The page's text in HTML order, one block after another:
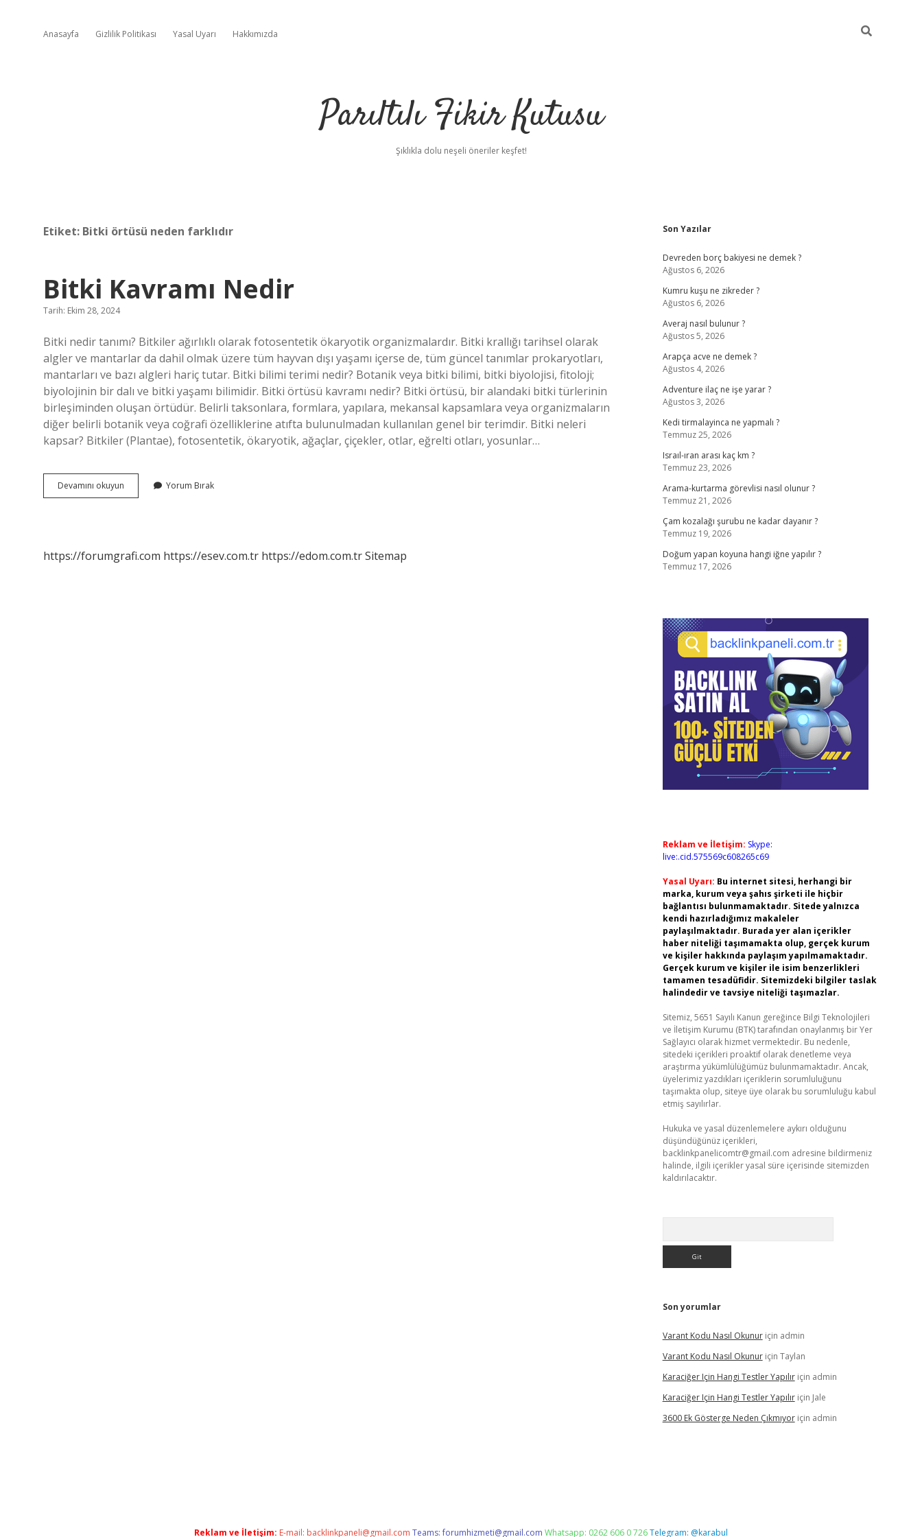
Anasayfa Gizlilik Politikası Yasal Uyarı Hakkımızda
Parıltılı Fikir Kutusu
Şıklıkla dolu neşeli öneriler keşfet!
Etiket: Bitki örtüsü neden farklıdır
Bitki Kavramı Nedir
Tarih: Ekim 28, 2024
Bitki nedir tanımı? Bitkiler ağırlıklı olarak fotosentetik ökaryotik organizmalardır. Bitki krallığı tarihsel olarak
algler ve mantarlar da dahil olmak üzere tüm hayvan dışı yaşamı içerse de, tüm güncel tanımlar prokaryotları,
mantarları ve bazı algleri hariç tutar. Bitki bilimi terimi nedir? Botanik veya bitki bilimi, bitki biyolojisi, fitoloji;
biyolojinin bir dalı ve bitki yaşamı bilimidir. Bitki örtüsü kavramı nedir? Bitki örtüsü, bir alandaki bitki türlerinin
birleşiminden oluşan örtüdür. Belirli taksonlara, formlara, yapılara, mekansal kapsamlara veya organizmaların
diğer belirli botanik veya coğrafi özelliklerine atıfta bulunulmadan kullanılan genel bir terimdir. Bitki neleri
kapsar? Bitkiler (Plantae), fotosentetik, ökaryotik, ağaçlar, çiçekler, otlar, eğrelti otları, yosunlar…
Devamını okuyun
Kavramı
Yorum Bırak
https://forumgrafi.com https://esev.com.tr https://edom.com.trSitemap
Sidebar
Son Yazılar
Devreden borç bakiyesi ne demek ?
Ağustos 6, 2026
Kumru kuşu ne zikreder ?
Ağustos 6, 2026
Averaj nasıl bulunur ?
Ağustos 5, 2026
Arapça acve ne demek ?
Ağustos 4, 2026
Adventure ilaç ne işe yarar ?
Ağustos 3, 2026
Kedi tirmalayinca ne yapmalı ?
Temmuz 25, 2026
Israıl-ıran arası kaç km ?
Temmuz 23, 2026
Arama-kurtarma görevlisi nasıl olunur ?
Temmuz 21, 2026
Çam kozalağı şurubu ne kadar dayanır ?
Temmuz 19, 2026
Doğum yapan koyuna hangi iğne yapılır ?
Temmuz 17, 2026
Reklam ve İletişim: Skype:
live:.cid.575569c608265c69
Yasal Uyarı: Bu internet sitesi, herhangi bir
marka, kurum veya şahıs şirketi ile hiçbir
bağlantısı bulunmamaktadır. Sitede yalnızca
kendi hazırladığımız makaleler
paylaşılmaktadır. Burada yer alan içerikler
haber niteliği taşımamakta olup, gerçek kurum
ve kişiler hakkında paylaşım yapılmamaktadır.
Gerçek kurum ve kişiler ile isim benzerlikleri
tamamen tesadüfidir. Sitemizdeki bilgiler taslak
halindedir ve tavsiye niteliği taşımazlar.
Sitemiz, 5651 Sayılı Kanun gereğince Bilgi Teknolojileri
ve İletişim Kurumu (BTK) tarafından onaylanmış bir Yer
Sağlayıcı olarak hizmet vermektedir. Bu nedenle,
sitedeki içerikleri proaktif olarak denetleme veya
araştırma yükümlülüğümüz bulunmamaktadır. Ancak,
üyelerimiz yazdıkları içeriklerin sorumluluğunu
taşımakta olup, siteye üye olarak bu sorumluluğu kabul
etmiş sayılırlar.
Hukuka ve yasal düzenlemelere aykırı olduğunu
düşündüğünüz içerikleri,
backlinkpanelicomtr@gmail.com adresine bildirmeniz
halinde, ilgili içerikler yasal süre içerisinde sitemizden
kaldırılacaktır.
Son yorumlar
Varant Kodu Nasıl Okunuriçin admin
Varant Kodu Nasıl Okunuriçin Taylan
Karaciğer Için Hangi Testler Yapılıriçin admin
Karaciğer Için Hangi Testler Yapılıriçin Jale
3600 Ek Gösterge Neden Çıkmıyoriçin admin
Reklam ve İletişim: E-mail: backlinkpaneli@gmail.com Teams:forumhizmeti@gmail.com Whatsapp: 0262 606 0 726Telegram: @karabul